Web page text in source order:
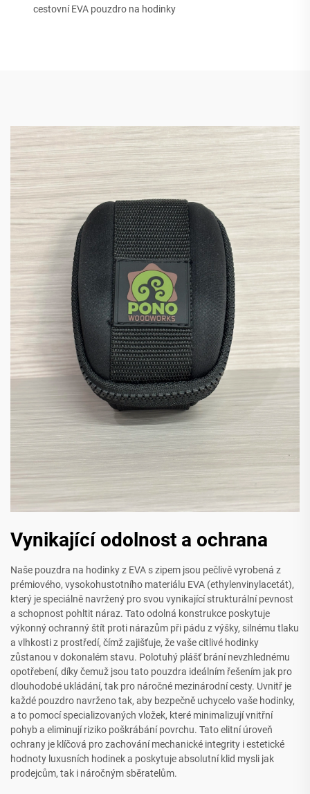
cestovní EVA pouzdro na hodinky
Vynikající odolnost a ochrana
Naše pouzdra na hodinky z EVA s zipem jsou pečlivě vyrobená z
prémiového, vysokohustotního materiálu EVA (ethylenvinylacetát),
který je speciálně navržený pro svou vynikající strukturální pevnost
a schopnost pohltit náraz. Tato odolná konstrukce poskytuje
výkonný ochranný štít proti nárazům při pádu z výšky, silnému tlaku
a vlhkosti z prostředí, čímž zajišťuje, že vaše citlivé hodinky
zůstanou v dokonalém stavu. Polotuhý plášť brání nevzhlednému
opotřebení, díky čemuž jsou tato pouzdra ideálním řešením jak pro
dlouhodobé ukládání, tak pro náročné mezinárodní cesty. Uvnitř je
každé pouzdro navrženo tak, aby bezpečně uchycelo vaše hodinky,
a to pomocí specializovaných vložek, které minimalizují vnitřní
pohyb a eliminují riziko poškrábání povrchu. Tato elitní úroveň
ochrany je klíčová pro zachování mechanické integrity i estetické
hodnoty luxusních hodinek a poskytuje absolutní klid mysli jak
prodejcům, tak i náročným sběratelům.